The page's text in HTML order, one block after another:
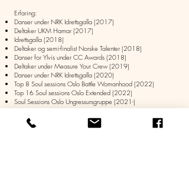
Erfaring:
Danser under NRK Idrettsgalla (2017)
Deltaker UKM Hamar (2017)
Idrettsgalla (2018)
Deltaker og semi-finalist Norske Talenter (2018)
Danser for Ylvis under CC Awards (2018)
Deltaker under Measure Your Crew (2019)
Danser under NRK Idrettsgalla (2020)
Top 8 Soul sessions Oslo Battle Womanhood (2022)
Top 16 Soul sessions Oslo Extended (2022)
Soul Sessions Oslo Ungressursgruppe (2021-)